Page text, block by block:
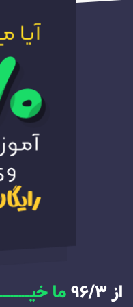
از ۹۶/۳ ما